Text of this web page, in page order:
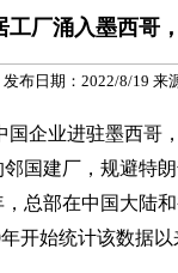
工厂涌入墨西哥
发布日期： 2022/8/19 来
企业进驻墨西哥
国建厂，规避特朗
总部在中国大陆
开始统计该数据